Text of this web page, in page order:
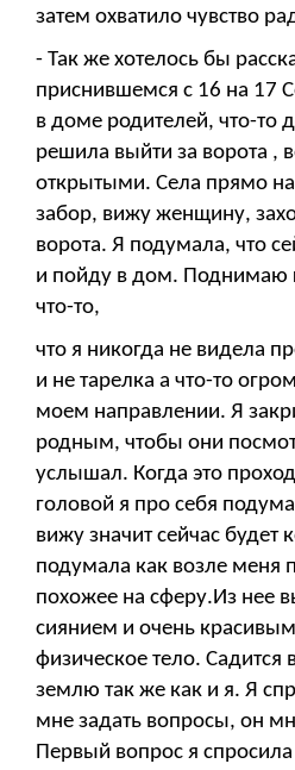
затем охватило чувство
- Так же хотелось бы
приснившемся с 16 на 17
в доме родителей, что-то
решила выйти за ворота ,
открытыми. Села прямо
забор, вижу женщину,
ворота. Я подумала, что
и пойду в дом. Поднимаю
что-то,
что я никогда не видела
и не тарелка а что-то
моем направлении. Я
родным, чтобы они
услышал. Когда это
головой я про себя
вижу значит сейчас будет
подумала как возле меня
похожее на сферу.Из нее
сиянием и очень
физическое тело.
землю так же как и я. Я
мне задать вопросы, он
Первый вопрос я спросила